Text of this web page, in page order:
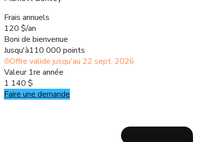
Frais annuels
120 $/an
Boni de bienvenue
Jusqu'à110 000 points
Offre valide jusqu'au 22 sept. 2026
Valeur 1re année
1 140 $
Faire une demande